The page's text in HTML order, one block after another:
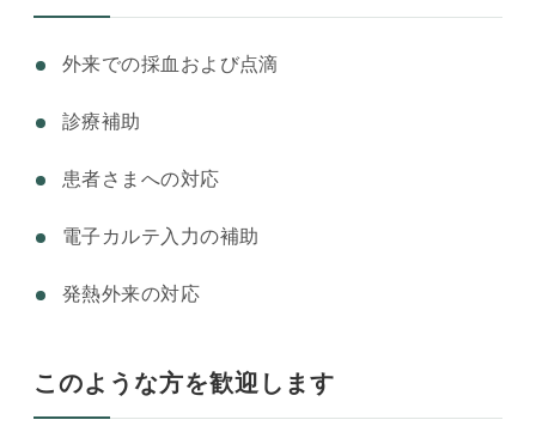
外来での採血および点滴
診療補助
患者さまへの対応
電子カルテ入力の補助
発熱外来の対応
このような方を歓迎します